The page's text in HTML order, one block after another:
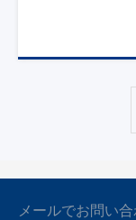
メールでお問い